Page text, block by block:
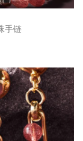
手链